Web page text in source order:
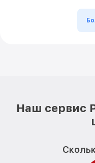
Наш сервис